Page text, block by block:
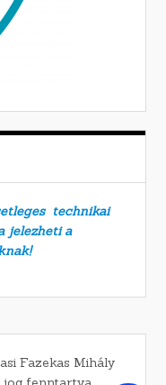
technikai
jelezheti a
Fazekas Mihály